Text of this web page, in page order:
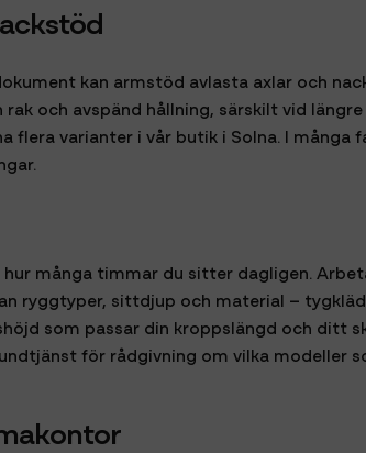
kan armstöd avlasta axlar och
och avspänd hållning, särskilt vid
varianter i vår butik i Solna. I många
många timmar du sitter dagligen.
ryggtyper, sittdjup och material –
som passar din kroppslängd och ditt
för rådgivning om vilka modeller